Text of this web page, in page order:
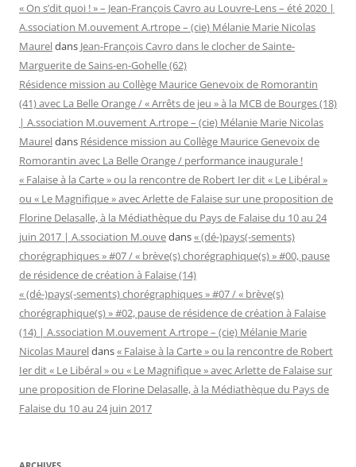
« On s’dit quoi ! » – Jean-François Cavro au Louvre-Lens – été 2020 |
A.ssociation M.ouvement A.rtrope – (cie) Mélanie Marie Nicolas
Maureldans Jean-François Cavro dans le clocher de Sainte-
Marguerite de Sains-en-Gohelle (62)
Résidence mission au Collège Maurice Genevoix de Romorantin
(41) avec La Belle Orange / « Arrêts de jeu » à la MCB de Bourges (18)
| A.ssociation M.ouvement A.rtrope – (cie) Mélanie Marie Nicolas
Maureldans Résidence mission au Collège Maurice Genevoix de
Romorantin avec La Belle Orange / performance inaugurale !
« Falaise à la Carte » ou la rencontre de Robert Ier dit « Le Libéral »
ou « Le Magnifique » avec Arlette de Falaise sur une proposition de
Florine Delasalle, à la Médiathèque du Pays de Falaise du 10 au 24
juin 2017 | A.ssociation M.ouvedans« (dé-)pays(-sements)
chorégraphiques » #07 / « brève(s) chorégraphique(s) » #00, pause
de résidence de création à Falaise (14)
« (dé-)pays(-sements) chorégraphiques » #07 / « brève(s)
chorégraphique(s) » #02, pause de résidence de création à Falaise
(14) | A.ssociation M.ouvement A.rtrope – (cie) Mélanie Marie
Nicolas Maureldans« Falaise à la Carte » ou la rencontre de Robert
Ier dit « Le Libéral » ou « Le Magnifique » avec Arlette de Falaise sur
une proposition de Florine Delasalle, à la Médiathèque du Pays de
Falaise du 10 au 24 juin 2017